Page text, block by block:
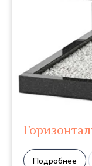
Подробнее